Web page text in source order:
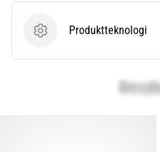
Produktteknologi
Produktteknologi